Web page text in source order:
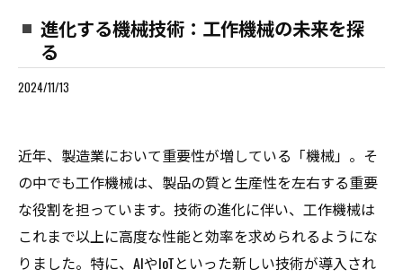
進化する機械技術：工作機械の未来を探
る
2024/11/13
近年、製造業において重要性が増している「機械」。そ
の中でも工作機械は、製品の質と生産性を左右する重要
な役割を担っています。技術の進化に伴い、工作機械は
これまで以上に高度な性能と効率を求められるようにな
りました。特に、AIやIoTといった新しい技術が導入され